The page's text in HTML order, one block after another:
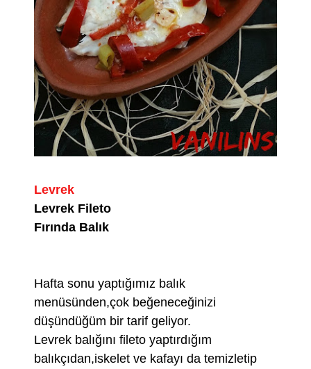
Levrek
Levrek Fileto
Fırında Balık
Hafta sonu yaptığımız balık
menüsünden,çok beğeneceğinizi
düşündüğüm bir tarif geliyor.
Levrek balığını fileto yaptırdığım
balıkçıdan,iskelet ve kafayı da temizletip